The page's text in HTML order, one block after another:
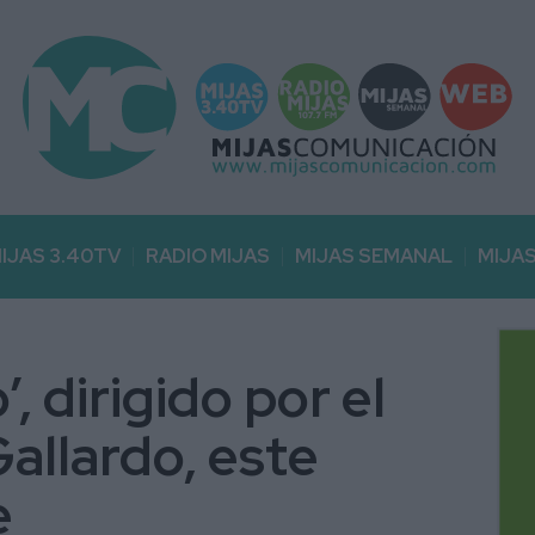
3.40TV RADIO MIJAS MIJAS SEMANAL
dirigido por el
este